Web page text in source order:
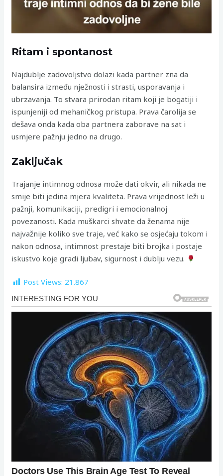
Ritam i spontanost
Najdublje zadovoljstvo dolazi kada partner zna da
balansira između nježnosti i strasti, usporavanja i
ubrzavanja. To stvara prirodan ritam koji je bogatiji i
ispunjeniji od mehaničkog pristupa. Prava čarolija se
dešava onda kada oba partnera zaborave na sat i
usmjere pažnju jedno na drugo.
Zaključak
Trajanje intimnog odnosa može dati okvir, ali nikada ne
smije biti jedina mjera kvaliteta. Prava vrijednost leži u
pažnji, komunikaciji, predigri i emocionalnoj
povezanosti. Kada muškarci shvate da ženama nije
najvažnije koliko sve traje, već kako se osjećaju tokom i
nakon odnosa, intimnost prestaje biti brojka i postaje
iskustvo koje gradi ljubav, sigurnost i dublju vezu.
Post Views: 21.867